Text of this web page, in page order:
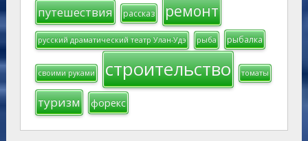
путешествия рассказ ремонт
русский драматический театр Улан-Удэ рыба рыбалка
своими руками строительство томаты
туризм форекс